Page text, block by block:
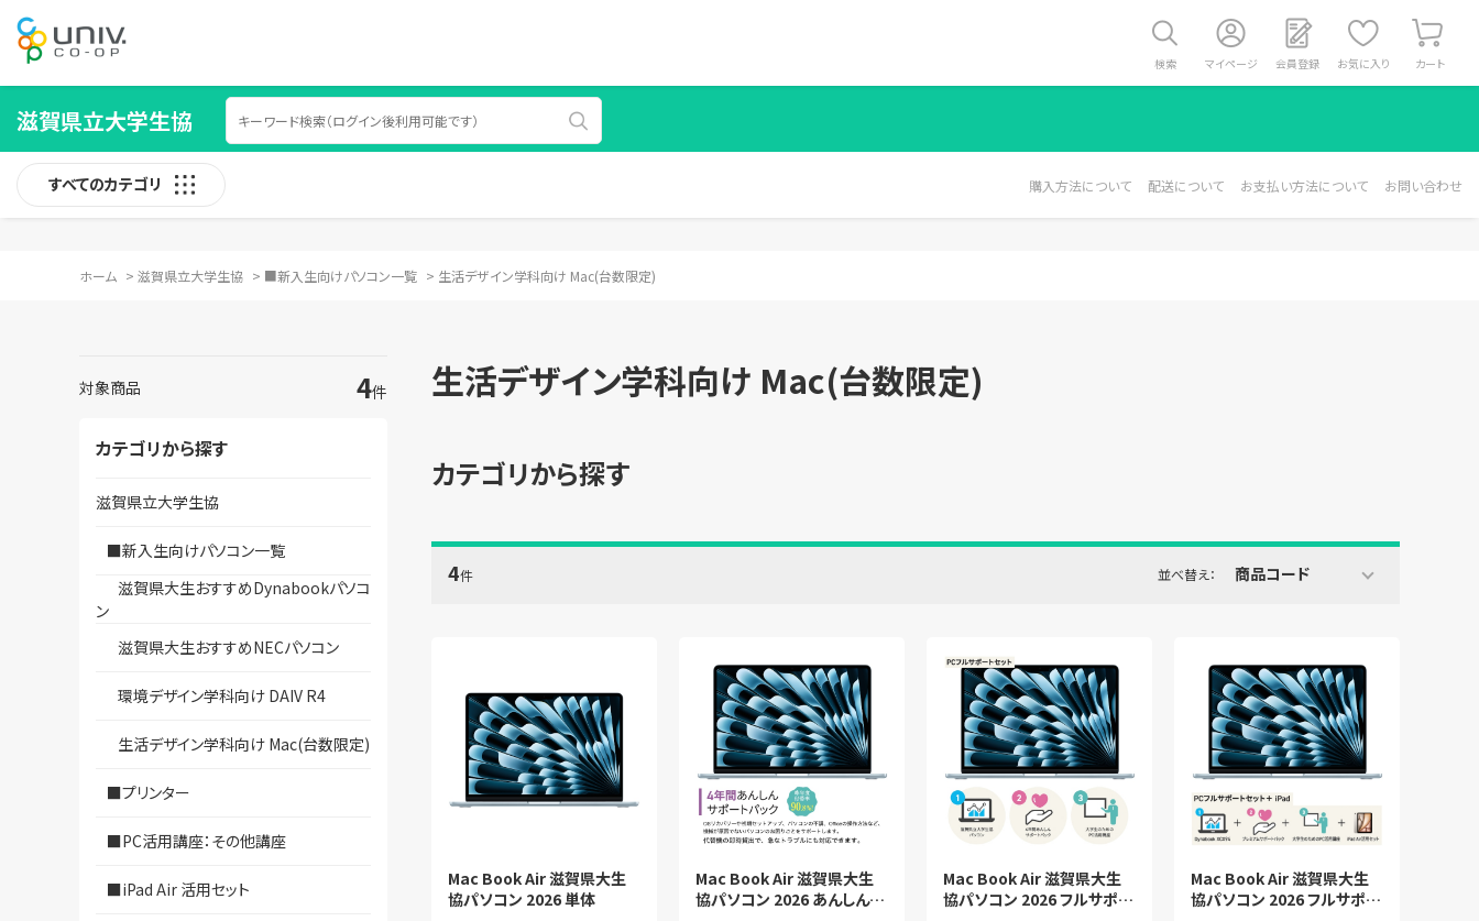
検索 マイページ 会員登録 お気に入り カート
滋賀県立大学生協
すべてのカテゴリ 購入方法について 配送について お支払い方法について お問い合わせ
ホーム > 滋賀県立大学生協 > ■新入生向けパソコン一覧 > 生活デザイン学科向け Mac(台数限定)
対象商品 4件
カテゴリから探す
滋賀県立大学生協
■新入生向けパソコン一覧
滋賀県大生おすすめDynabookパソコ
ン
滋賀県大生おすすめNECパソコン
環境デザイン学科向け DAIV R4
生活デザイン学科向け Mac(台数限定)
■プリンター
■PC活用講座：その他講座
■iPad Air 活用セット
生活デザイン学科向け Mac(台数限定)
カテゴリから探す
4件 並べ替え： 商品コード
Mac Book Air 滋賀県大生
協パソコン 2026 単体
Mac Book Air 滋賀県大生
協パソコン 2026 あんしんサ
Mac Book Air 滋賀県大生
協パソコン 2026 フルサポー
Mac Book Air 滋賀県大生
協パソコン 2026 フルサポー